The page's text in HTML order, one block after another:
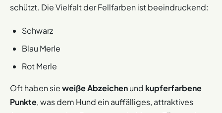
schützt. Die Vielfalt der Fellfarben ist beeindruckend:
Schwarz
Blau Merle
Rot Merle
Oft haben sieweiße Abzeichenund kupferfarbene
Punkte, was dem Hund ein auffälliges, attraktives